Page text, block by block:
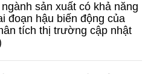
sản xuất có khả năng
đoạn hậu biến động của
tích thị trường cập nhật